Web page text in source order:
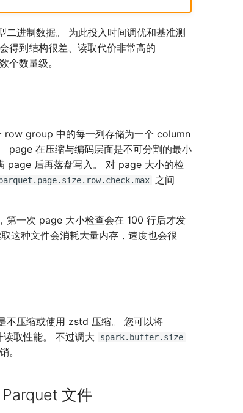
进制数据。 为此投入时间调优和基准测
得到结构很差、读取代价非常高的
个数量级。
group 中的每一列存储为一个 column
在压缩与编码层面是不可分割的最小
page 后再落盘写入。 对 page 大小的检
之间
第一次 page 大小检查会在 100 行后才发
这种文件会消耗大量内存，速度也会很
不压缩或使用 zstd 压缩。 您可以将
取性能。 不过调大 spark.buffer.size
。
文件